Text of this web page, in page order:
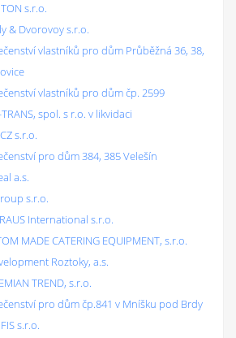
s.r.o.
& Dvorovoy s.r.o.
vlastníků pro dům Průběžná 36, 38,
vlastníků pro dům čp. 2599
spol. s r.o. v likvidaci
s.r.o.
pro dům 384, 385 Velešín
a.s.
s.r.o.
International s.r.o.
MADE CATERING EQUIPMENT, s.r.o.
Roztoky, a.s.
TREND, s.r.o.
pro dům čp.841 v Mníšku pod Brdy
s.r.o.